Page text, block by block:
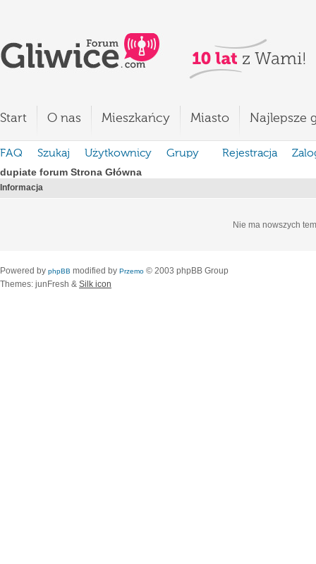
Start O nas Mieszkańcy Miasto Najlepsze
FAQ Szukaj Użytkownicy Grupy Rejestracja
dupiate forum Strona Główna
Informacja
Nie ma nowszych
Powered by phpBB modified by Przemo © 2003 phpBB Group
Themes: junFresh & Silk icon